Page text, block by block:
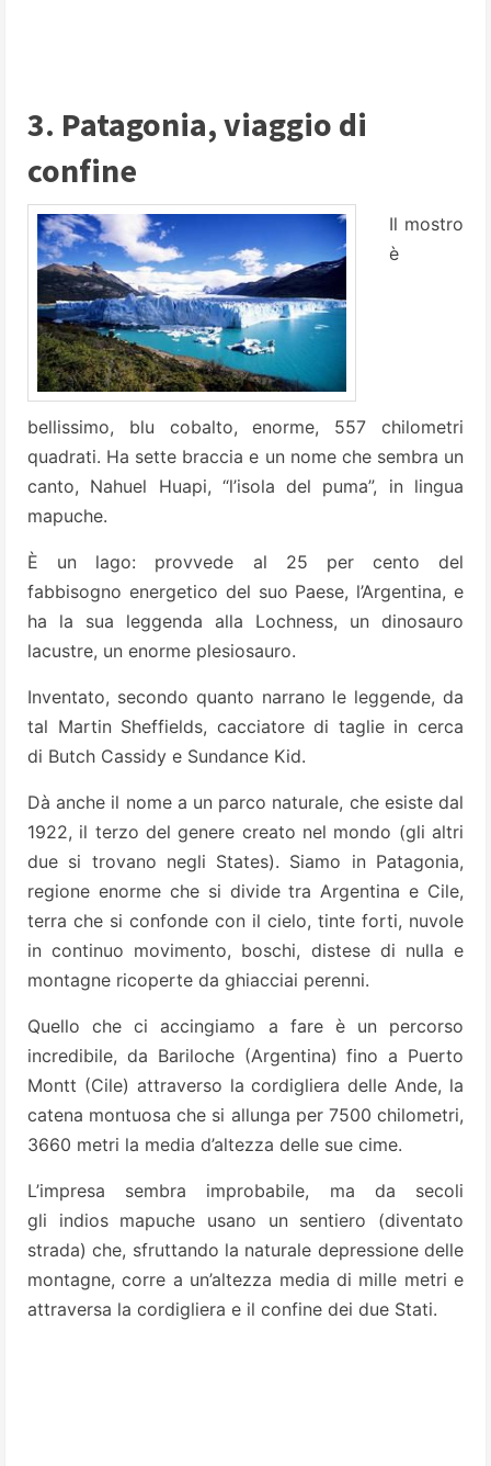
3. Patagonia, viaggio di
confine
Il mostro
è
bellissimo, blu cobalto, enorme, 557 chilometri
quadrati. Ha sette braccia e un nome che sembra un
canto, Nahuel Huapi, “l’isola del puma”, in lingua
mapuche.
È un lago: provvede al 25 per cento del
fabbisogno energetico del suo Paese, l’Argentina, e
ha la sua leggenda alla Lochness, un dinosauro
lacustre, un enorme plesiosauro.
Inventato, secondo quanto narrano le leggende, da
tal Martin Sheffields, cacciatore di taglie in cerca
di Butch Cassidy e Sundance Kid.
Dà anche il nome a un parco naturale, che esiste dal
1922, il terzo del genere creato nel mondo (gli altri
due si trovano negli States). Siamo in Patagonia,
regione enorme che si divide tra Argentina e Cile,
terra che si confonde con il cielo, tinte forti, nuvole
in continuo movimento, boschi, distese di nulla e
montagne ricoperte da ghiacciai perenni.
Quello che ci accingiamo a fare è un percorso
incredibile, da Bariloche (Argentina) fino a Puerto
Montt (Cile) attraverso la cordigliera delle Ande, la
catena montuosa che si allunga per 7500 chilometri,
3660 metri la media d’altezza delle sue cime.
L’impresa sembra improbabile, ma da secoli
gli indios mapuche usano un sentiero (diventato
strada) che, sfruttando la naturale depressione delle
montagne, corre a un’altezza media di mille metri e
attraversa la cordigliera e il confine dei due Stati.